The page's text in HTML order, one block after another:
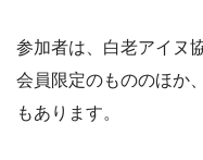
参加者は、白老アイヌ
会員限定のもののほか
もあります。